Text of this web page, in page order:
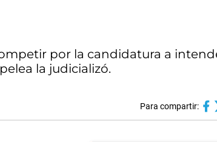
por la candidatura a
la judicializó.
Para compartir: